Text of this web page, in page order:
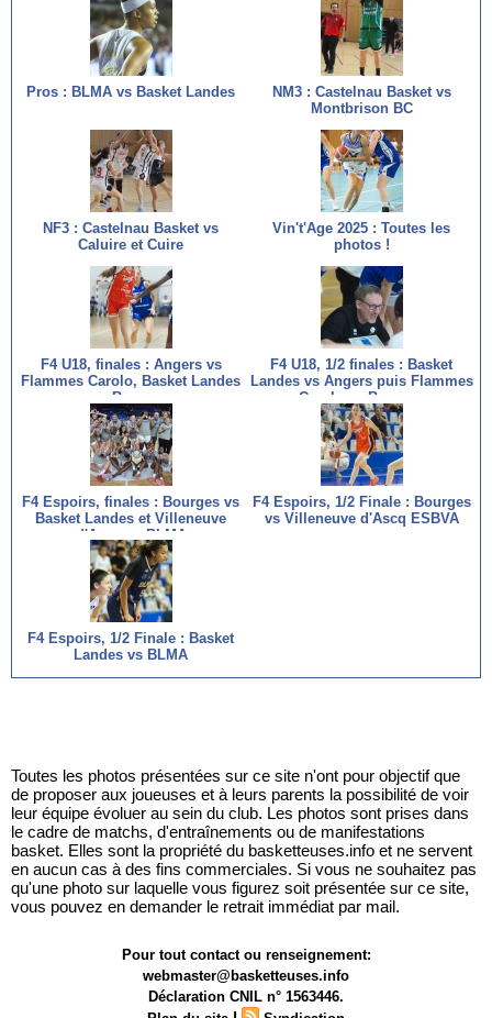
Pros : BLMA vs Basket Landes
NM3 : Castelnau Basket vs
Montbrison BC
NF3 : Castelnau Basket vs
Caluire et Cuire
Vin't'Age 2025 : Toutes les
photos !
F4 U18, finales : Angers vs
Flammes Carolo, Basket Landes
vs Bourges
F4 U18, 1/2 finales : Basket
Landes vs Angers puis Flammes
Carolo vs Bourges
F4 Espoirs, finales : Bourges vs
Basket Landes et Villeneuve
d'Ascq vs BLMA
F4 Espoirs, 1/2 Finale : Bourges
vs Villeneuve d'Ascq ESBVA
F4 Espoirs, 1/2 Finale : Basket
Landes vs BLMA
Toutes les photos présentées sur ce site n'ont pour objectif que
de proposer aux joueuses et à leurs parents la possibilité de voir
leur équipe évoluer au sein du club. Les photos sont prises dans
le cadre de matchs, d'entraînements ou de manifestations
basket. Elles sont la propriété du basketteuses.info et ne servent
en aucun cas à des fins commerciales. Si vous ne souhaitez pas
qu'une photo sur laquelle vous figurez soit présentée sur ce site,
vous pouvez en demander le retrait immédiat par mail.
Pour tout contact ou renseignement:
webmaster@basketteuses.info
Déclaration CNIL n° 1563446.